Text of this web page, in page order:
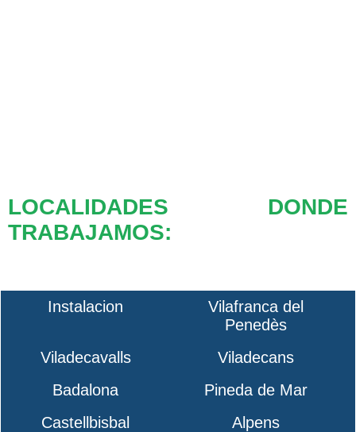
LOCALIDADES DONDE
TRABAJAMOS:
Instalacion
Vilafranca del
Penedès
Viladecavalls
Viladecans
Badalona
Pineda de Mar
Castellbisbal
Alpens